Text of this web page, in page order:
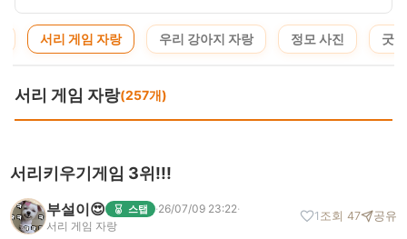
서리 게임 자랑 우리 강아지 자랑 정모 사진 굿
서리 게임 자랑(257개)
서리키우기게임 3위!!!
부설이😍 스탭 ·26/07/09 23:22·
서리 게임 자랑
1 조회 47 공유